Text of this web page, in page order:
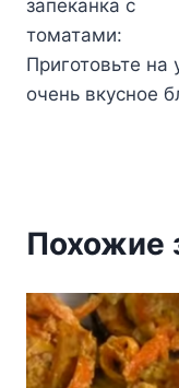
записям
запеканка с
томатами:
Приготовьте на
очень вкусное
Похожие